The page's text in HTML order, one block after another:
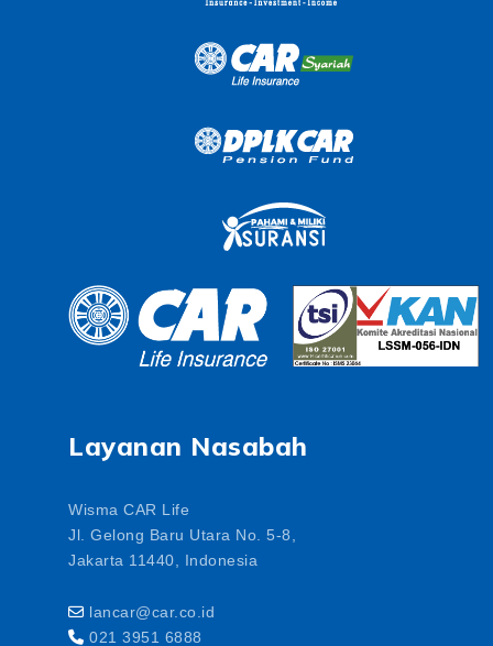
Layanan Nasabah
Wisma CAR Life
Jl. Gelong Baru Utara No. 5-8,
Jakarta 11440, Indonesia
lancar@car.co.id
021 3951 6888